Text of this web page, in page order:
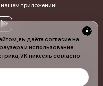
вы даёте согласие на
и использование
VK пиксель согласно
нашем приложении!